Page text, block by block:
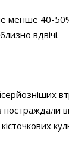
менше 40-
вдвічі.